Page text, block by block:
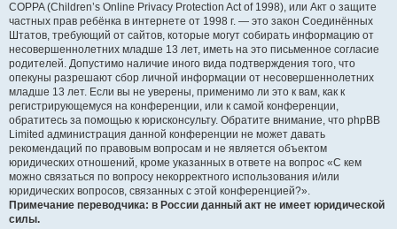
COPPA (Children’s Online Privacy Protection Act of 1998), или Акт о защите
частных прав ребёнка в интернете от 1998 г. — это закон Соединённых
Штатов, требующий от сайтов, которые могут собирать информацию от
несовершеннолетних младше 13 лет, иметь на это письменное согласие
родителей. Допустимо наличие иного вида подтверждения того, что
опекуны разрешают сбор личной информации от несовершеннолетних
младше 13 лет. Если вы не уверены, применимо ли это к вам, как к
регистрирующемуся на конференции, или к самой конференции,
обратитесь за помощью к юрисконсульту. Обратите внимание, что phpBB
Limited администрация данной конференции не может давать
рекомендаций по правовым вопросам и не является объектом
юридических отношений, кроме указанных в ответе на вопрос «С кем
можно связаться по вопросу некорректного использования и/или
юридических вопросов, связанных с этой конференцией?».
Примечание переводчика: в России данный акт не имеет юридической
силы.